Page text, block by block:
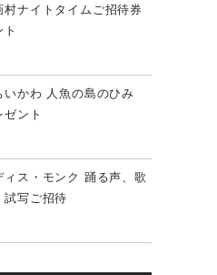
村ナイトタイムご招待券
いかわ 人魚の島のひみ
ント
ィス・モンク 踊る声、歌
試写ご招待